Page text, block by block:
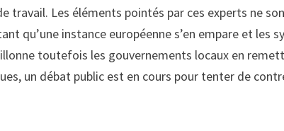
travail. Les éléments pointés par ces experts ne
qu’une instance européenne s’en empare et les
toutefois les gouvernements locaux en
un débat public est en cours pour tenter de